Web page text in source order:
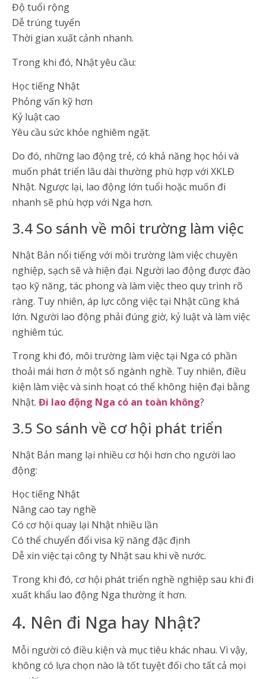
Độ tuổi rộng
Dễ trúng tuyển
Thời gian xuất cảnh nhanh.
Trong khi đó, Nhật yêu cầu:
Học tiếng Nhật
Phỏng vấn kỹ hơn
Kỷ luật cao
Yêu cầu sức khỏe nghiêm ngặt.
Do đó, những lao động trẻ, có khả năng học hỏi và
muốn phát triển lâu dài thường phù hợp với XKLĐ
Nhật. Ngược lại, lao động lớn tuổi hoặc muốn đi
nhanh sẽ phù hợp với Nga hơn.
3.4 So sánh về môi trường làm việc
Nhật Bản nổi tiếng với môi trường làm việc chuyên
nghiệp, sạch sẽ và hiện đại. Người lao động được đào
tạo kỹ năng, tác phong và làm việc theo quy trình rõ
ràng. Tuy nhiên, áp lực công việc tại Nhật cũng khá
lớn. Người lao động phải đúng giờ, kỷ luật và làm việc
nghiêm túc.
Trong khi đó, môi trường làm việc tại Nga có phần
thoải mái hơn ở một số ngành nghề. Tuy nhiên, điều
kiện làm việc và sinh hoạt có thể không hiện đại bằng
Nhật. Đi lao động Nga có an toàn không?
3.5 So sánh về cơ hội phát triển
Nhật Bản mang lại nhiều cơ hội hơn cho người lao
động:
Học tiếng Nhật
Nâng cao tay nghề
Có cơ hội quay lại Nhật nhiều lần
Có thể chuyển đổi visa kỹ năng đặc định
Dễ xin việc tại công ty Nhật sau khi về nước.
Trong khi đó, cơ hội phát triển nghề nghiệp sau khi đi
xuất khẩu lao động Nga thường ít hơn.
4. Nên đi Nga hay Nhật?
Mỗi người có điều kiện và mục tiêu khác nhau. Vì vậy,
không có lựa chọn nào là tốt tuyệt đối cho tất cả mọi